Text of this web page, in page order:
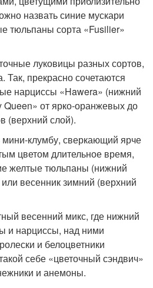
назвать синие мускари
тюльпаны сорта «Fusilier»
луковицы разных сортов,
Так, прекрасно сочетаются
нарциссы «Hawera» (нижний
Queen» от ярко-оранжевых до
(верхний слой).
мини-клумбу, сверкающий ярче
цветом длительное время,
желтые тюльпаны (нижний
весенник зимний (верхний
весенний микс, где нижний
и нарциссы, над ними
и белоцветники
себе «цветочный сэндвич»
и анемоны.